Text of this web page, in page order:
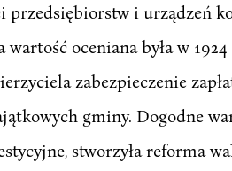
przedsiębiorstw i urządzeń
oceniana była w 1924
zabezpieczenie
gminy. Dogodne
stworzyła reforma